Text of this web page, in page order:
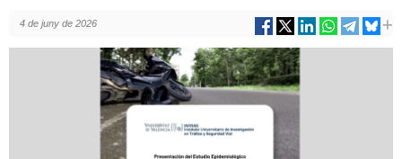
4 de juny de 2026